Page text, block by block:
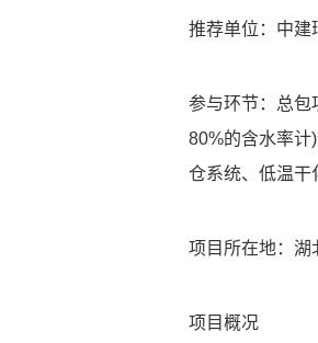
推荐单位：中建
参与环节：总包
80%的含水率计
仓系统、低温干
项目所在地：湖
项目概况